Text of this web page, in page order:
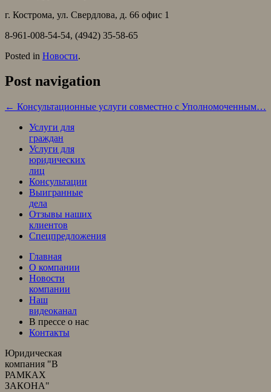
г. Кострома, ул. Свердлова, д. 66 офис 1
8-961-008-54-54, (4942) 35-58-65
Posted in Новости.
Post navigation
← Консультационные услуги совместно с Уполномоченным…
Услуги для
граждан
Услуги для
юридических
лиц
Консультации
Выигранные
дела
Отзывы наших
клиентов
Спецпредложения
Главная
О компании
Новости
компании
Наш
видеоканал
В прессе о нас
Контакты
Юридическая
компания "В
РАМКАХ
ЗАКОНА"